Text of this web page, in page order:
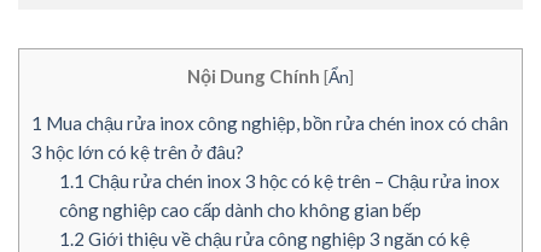
Nội Dung Chính [Ẩn]
1 Mua chậu rửa inox công nghiệp, bồn rửa chén inox có chân
3 hộc lớn có kệ trên ở đâu?
1.1 Chậu rửa chén inox 3 hộc có kệ trên – Chậu rửa inox
công nghiệp cao cấp dành cho không gian bếp
1.2 Giới thiệu về chậu rửa công nghiệp 3 ngăn có kệ